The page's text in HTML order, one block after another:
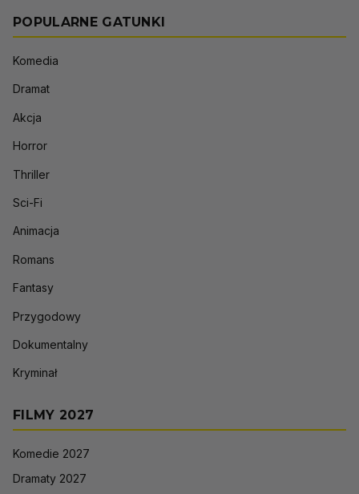
POPULARNE GATUNKI
Komedia
Dramat
Akcja
Horror
Thriller
Sci-Fi
Animacja
Romans
Fantasy
Przygodowy
Dokumentalny
Kryminał
FILMY 2027
Komedie 2027
Dramaty 2027